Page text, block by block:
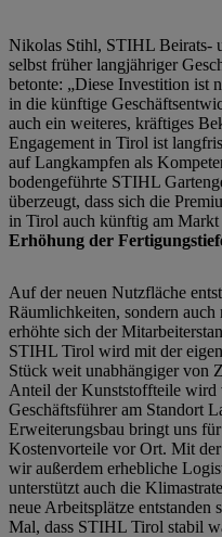
Nikolas Stihl, STIHL Beirats-
selbst früher langjähriger
betonte: „Diese Investition ist
in die künftige
auch ein weiteres, kräftiges
Engagement in Tirol ist
auf Langkampfen als
bodengeführte STIHL
überzeugt, dass sich die
in Tirol auch künftig am Markt
Erhöhung der
Auf der neuen Nutzfläche
Räumlichkeiten, sondern
erhöhte sich der
STIHL Tirol wird mit der
Stück weit unabhängiger von
Anteil der Kunststoffteile wird
Geschäftsführer am Standort
Erweiterungsbau bringt uns
Kostenvorteile vor Ort. Mit
wir außerdem erhebliche
unterstützt auch die
neue Arbeitsplätze entstanden
Mal, dass STIHL Tirol stabil